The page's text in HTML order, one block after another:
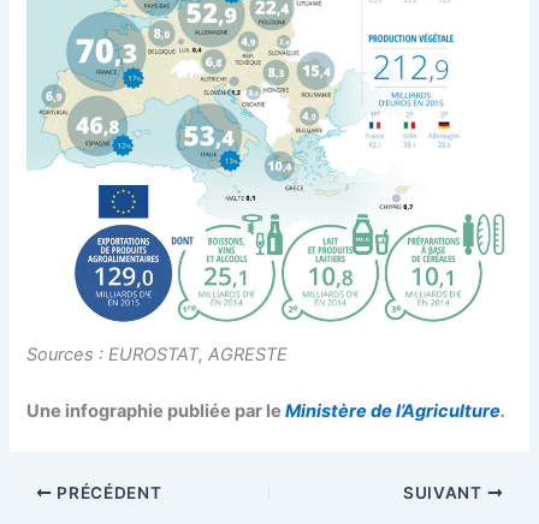
Sources : EUROSTAT, AGRESTE
Une infographie publiée par le Ministère de l’Agriculture.
PRÉCÉDENT SUIVANT